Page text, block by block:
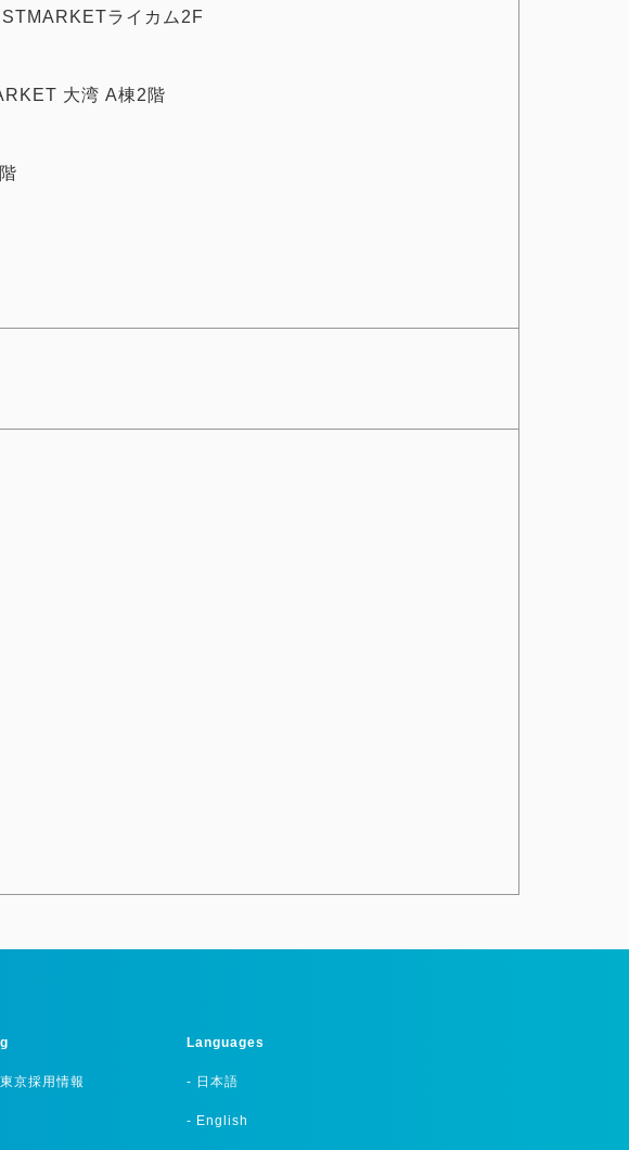
ライカム2F
大湾 A棟2階
京採用情報
Languages
- 日本語
- English